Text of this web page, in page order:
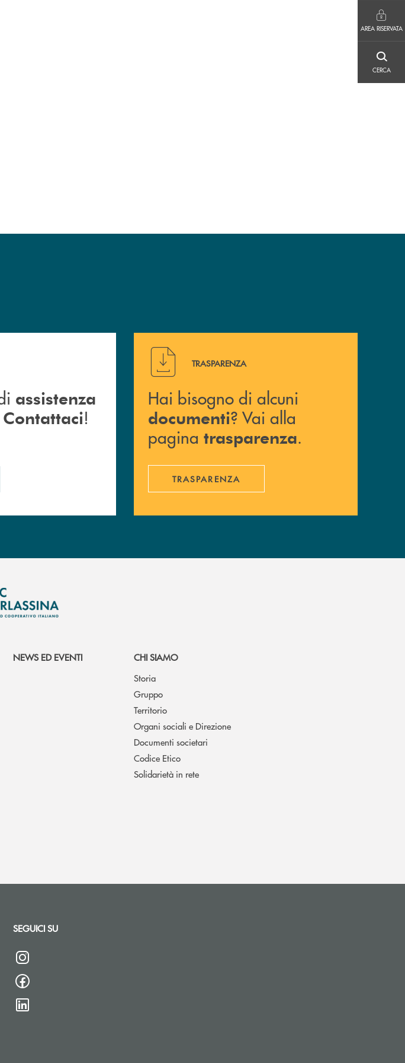
AREA RISERVATA
CERCA
immediata ? Contattaci !
assistenza
Contattaci!
Hai bisogno di alcuni documenti ? Vai alla pagina
TRASPARENZA
Hai bisogno di alcuni
documenti? Vai alla
pagina trasparenza.
TRASPARENZA
NEWS ED EVENTI
CHI SIAMO
Storia
Gruppo
Territorio
Organi sociali e Direzione
Documenti societari
Codice Etico
Solidarietà in rete
SEGUICI SU